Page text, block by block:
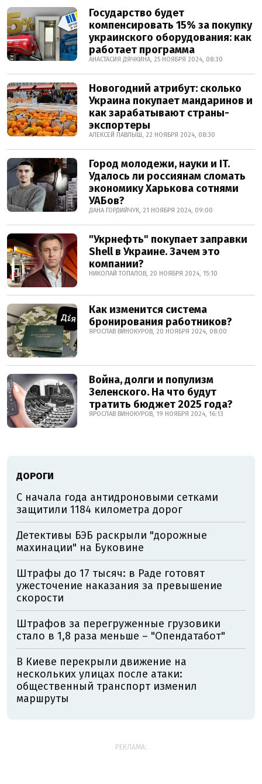
Государство будет
компенсировать 15% за покупку
украинского оборудования: как
работает программа
АНАСТАСИЯ ДЯЧКИНА, 25 НОЯБРЯ 2024, 08:30
Новогодний атрибут: сколько
Украина покупает мандаринов и
как зарабатывают страны-
экспортеры
АЛЕКСЕЙ ПАВЛЫШ, 22 НОЯБРЯ 2024, 08:30
Город молодежи, науки и IT.
Удалось ли россиянам сломать
экономику Харькова сотнями
УАБов?
ДАНА ГОРДИЙЧУК, 21 НОЯБРЯ 2024, 09:00
"Укрнефть" покупает заправки
Shell в Украине. Зачем это
компании?
НИКОЛАЙ ТОПАЛОВ, 20 НОЯБРЯ 2024, 15:10
Как изменится система
бронирования работников?
ЯРОСЛАВ ВИНОКУРОВ, 20 НОЯБРЯ 2024, 08:00
Война, долги и популизм
Зеленского. На что будут
тратить бюджет 2025 года?
ЯРОСЛАВ ВИНОКУРОВ, 19 НОЯБРЯ 2024, 16:13
ДОРОГИ
С начала года антидроновыми сетками
защитили 1184 километра дорог
Детективы БЭБ раскрыли "дорожные
махинации" на Буковине
Штрафы до 17 тысяч: в Раде готовят
ужесточение наказания за превышение
скорости
Штрафов за перегруженные грузовики
стало в 1,8 раза меньше – "Опендатабот"
В Киеве перекрыли движение на
нескольких улицах после атаки:
общественный транспорт изменил
маршруты
РЕКЛАМА: